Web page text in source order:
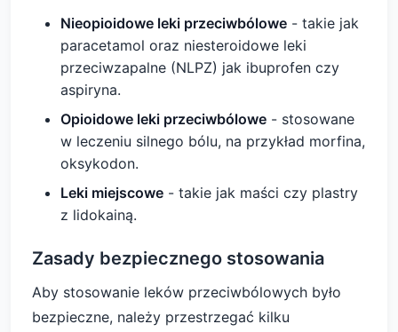
Nieopioidowe leki przeciwbólowe - takie jak
paracetamol oraz niesteroidowe leki
przeciwzapalne (NLPZ) jak ibuprofen czy
aspiryna.
Opioidowe leki przeciwbólowe - stosowane
w leczeniu silnego bólu, na przykład morfina,
oksykodon.
Leki miejscowe - takie jak maści czy plastry
z lidokainą.
Zasady bezpiecznego stosowania
Aby stosowanie leków przeciwbólowych było
bezpieczne, należy przestrzegać kilku